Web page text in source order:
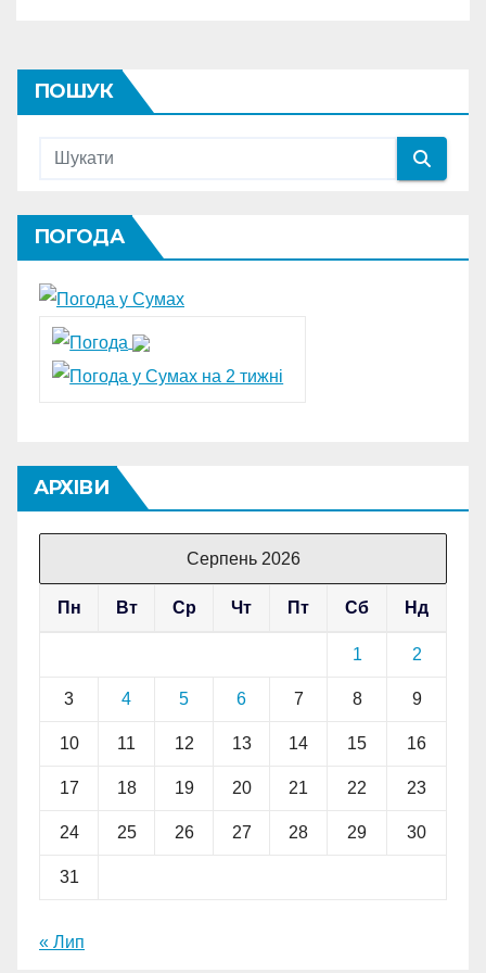
ПОШУК
ПОГОДА
АРХІВИ
Серпень 2026
Пн Вт Ср Чт Пт Сб Нд
1 2
3 4 5 6 7 8 9
10 11 12 13 14 15 16
17 18 19 20 21 22 23
24 25 26 27 28 29 30
31
« Лип